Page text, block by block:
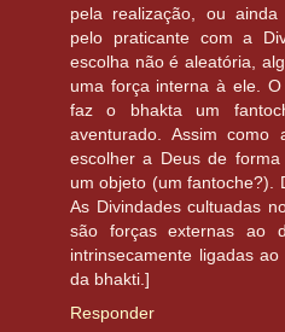
pela realização, ou
pelo praticante com a
escolha não é aleatória,
uma força interna à ele.
faz o bhakta um
aventurado. Assim
escolher a Deus de
um objeto (um fantoche?).
As Divindades cultuadas
são forças externas ao
intrinsecamente ligadas
da bhakti.]
Responder